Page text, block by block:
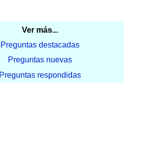
Ver más...
Preguntas destacadas
Preguntas nuevas
Preguntas respondidas